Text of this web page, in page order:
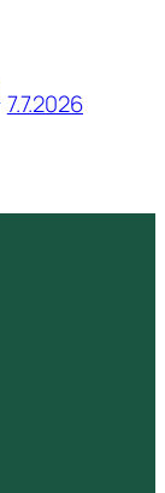
7.7.2026